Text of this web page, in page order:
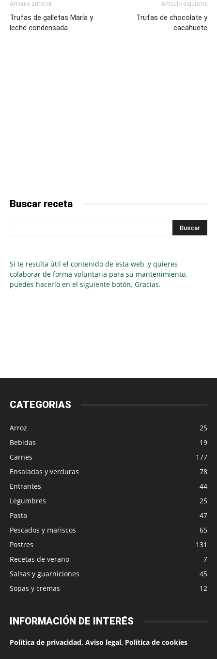
Artículo anterior
Trufas de galletas María y
leche condensada
Artículo siguiente
Trufas de chocolate y
cacahuete
Buscar receta
Si te resulta útil el contenido de esta web ,y quieres
colaborar de forma voluntaria para su mantenimiento,
puedes hacerlo en el siguiente botón. Gracias.
CATEGORIAS
Arroz
25
Bebidas
19
Carnes
177
Ensaladas y verduras
78
Entrantes
44
Legumbres
25
Pasta
47
Pescados y mariscos
65
Postres
131
Recetas de verano
7
Salsas y guarniciones
45
Sopas y cremas
12
INFORMACIÓN DE INTERÉS
Política de privacidad, Aviso legal, Política de cookies